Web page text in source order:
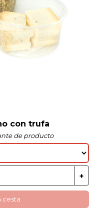
con trufa
de producto
cesta